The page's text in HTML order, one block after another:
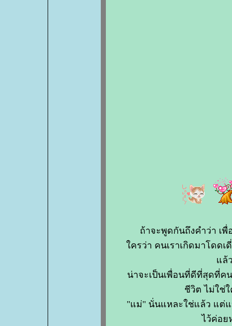
ถ้าจะพูดกันถึงคำว่า เ
ครว่า คนเราเกิดมาโดดเ
ล้ว
น่าจะเป็นเพื่อนที่ดีที่สุดที่ค
ชีวิต ไม่ใช่
"แม่" นั่นแหละใช่แล้ว แต่
ไว้ค่อย